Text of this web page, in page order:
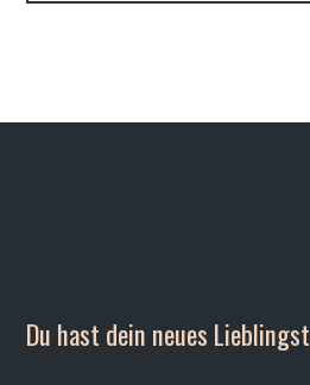
Du hast dein neues